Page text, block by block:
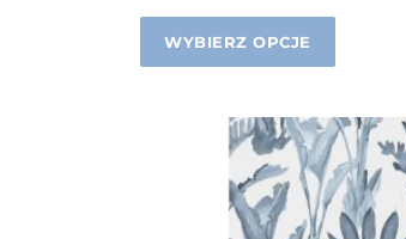
WYBIERZ OPCJE